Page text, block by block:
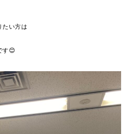
たい方は
す😊